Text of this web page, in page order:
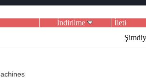
İndirilme İleti